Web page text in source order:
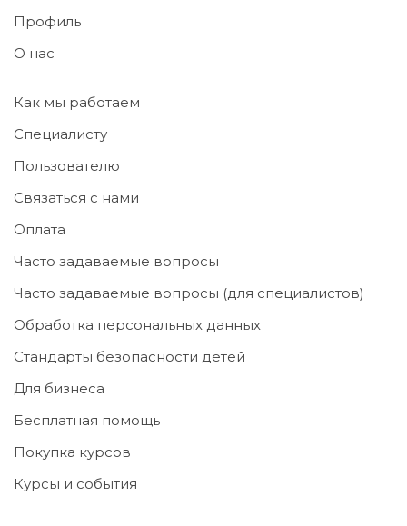
Профиль
О нас
Как мы работаем
Специалисту
Пользователю
Связаться с нами
Оплата
Часто задаваемые вопросы
Часто задаваемые вопросы (для специалистов)
Обработка персональных данных
Стандарты безопасности детей
Для бизнеса
Бесплатная помощь
Покупка курсов
Курсы и события